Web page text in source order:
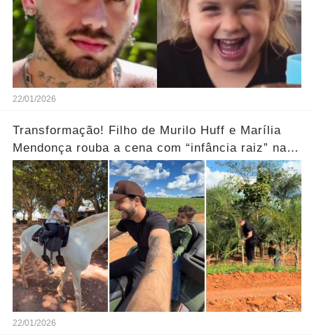
22/01/2026
Transformação! Filho de Murilo Huff e Marília
Mendonça rouba a cena com “infância raiz” na
fazenda.... Ver mais
22/01/2026